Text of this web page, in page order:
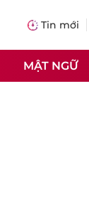
Tin mới
MẬT NGỮ